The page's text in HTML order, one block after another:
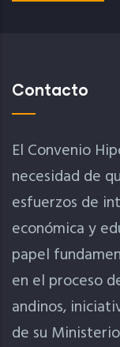
Contacto
El Convenio
necesidad de
esfuerzos de
económica y
papel
en el proceso
andinos,
de su